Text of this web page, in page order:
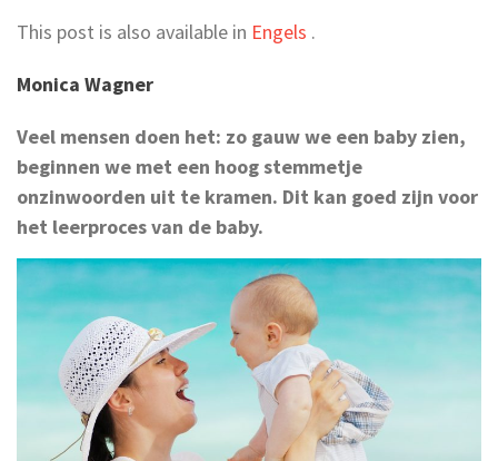
This post is also available in Engels .
Monica Wagner
Veel mensen doen het: zo gauw we een baby zien,
beginnen we met een hoog stemmetje
onzinwoorden uit te kramen. Dit kan goed zijn voor
het leerproces van de baby.